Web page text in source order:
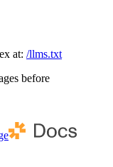
at: /llms.txt
before